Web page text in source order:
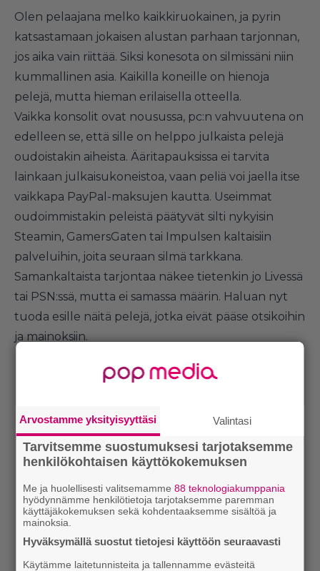
Olen pelaajana melko kaikkiruokainen, ja pyrin
katsastamaan jokaisen alustan parhaan tarjonnan,
jos aika vain riittää. Siksi konesota on silmissäni niin
kummallinen asia. Kaikilla koneille on hienoja
pelejä, mutta hieman erilaisella otteella.
Vaikka konsolit ovat nousussa, pc:n vahvuutena on
edelleen se, että sille on helppo julkaista pelejä
oudoistakin aiheista. Ääritapauksissa ei tarvita
lainkaan julkaisukoneistoa, vaan peliä voi jaella itse
vaikkapa PayPal-maksujen kautta. Useimmat
oudoimmistakin peleistä päätyvät silti nykyisin
Steamin, GamersGaten tai Impulsen kaltaisiin
palveluihin, joita seuraan silmä tarkkana.
Samankaltaista tarjontaa näkee tietenkin jo Livessä
tai PSN:ssä, mutta ei samassa määrin. Haluan nyt
tuoda esille näitä pelejä, jotka eivät pääse otsikoihin
ja mainoksiin.
Arvostamme yksityisyyttäsi Valintasi
Tarvitsemme suostumuksesi tarjotaksemme
henkilökohtaisen käyttökokemuksen
Me ja huolellisesti valitsemamme88 teknologiakumppania
hyödynnämme henkilötietoja tarjotaksemme paremman
käyttäjäkokemuksen sekä kohdentaaksemme sisältöä ja
mainoksia.
Hyväksymällä suostut tietojesi käyttöön seuraavasti
Käytämme laitetunnisteita ja tallennamme evästeitä